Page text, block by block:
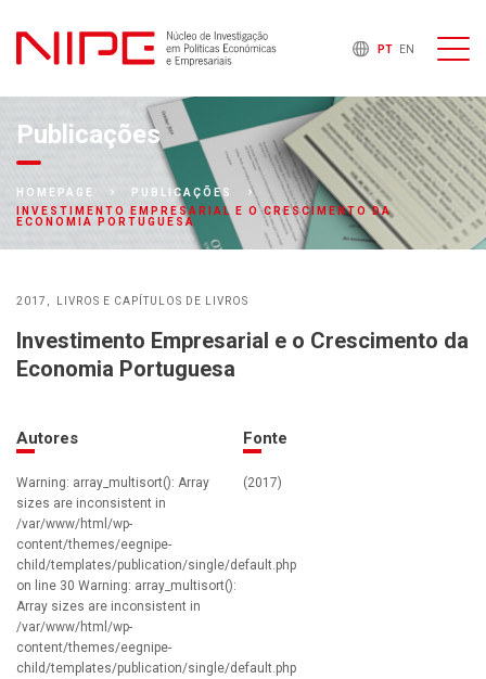
PT EN
Publicações
HOMEPAGE
PUBLICAÇÕES
INVESTIMENTO EMPRESARIAL E O CRESCIMENTO DA
ECONOMIA PORTUGUESA
2017 LIVROS E CAPÍTULOS DE LIVROS
Investimento Empresarial e o Crescimento da
Economia Portuguesa
Autores
Warning: array_multisort(): Array
sizes are inconsistent in
/var/www/html/wp-
content/themes/eegnipe-
child/templates/publication/single/default.php
on line 30 Warning: array_multisort():
Array sizes are inconsistent in
/var/www/html/wp-
content/themes/eegnipe-
child/templates/publication/single/default.php
Fonte
(2017)